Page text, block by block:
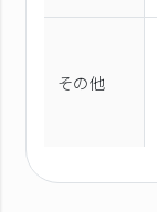
その他